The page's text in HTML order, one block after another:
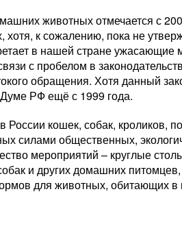
животных отмечается с
к сожалению, пока не
в нашей стране ужасающие
с пробелом в
обращения. Хотя данный
РФ ещё с 1999 года.
России кошек, собак, кроликов,
силами общественных,
мероприятий – круглые
и других домашних
для животных, обитающих в